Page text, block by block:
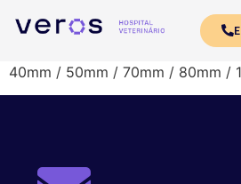
40mm / 50mm / 70mm / 80mm /